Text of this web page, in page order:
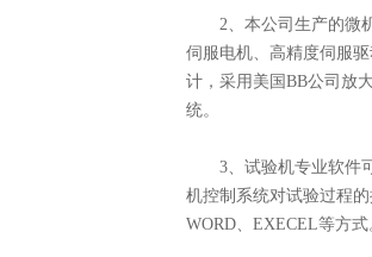
2、本公司生产的微机
伺服电机、高精度伺服
计，采用美国BB公司放
统。
3、试验机专业软件可
机控制系统对试验过程
WORD、EXECEL等方式